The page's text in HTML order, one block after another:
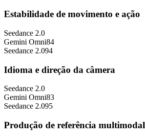
Estabilidade de movimento e ação
Seedance 2.0
Gemini Omni84
Seedance 2.094
Idioma e direção da câmera
Seedance 2.0
Gemini Omni83
Seedance 2.095
Produção de referência multimodal